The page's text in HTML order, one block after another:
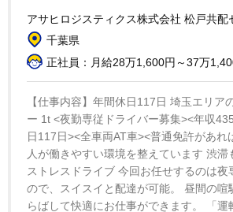
つはソロ。もう1つは三管という笙、
笛(りゅうてき)の3人で演奏するアン
る」と独自の形態があることを明か
告した。
今後については「今の自分に必要な
ったので、大学院に進まず働くこと
告。仕事について「フリーランスで
芸人、一応ロボットエンジニアとし
アサヒロジスティクス株式会社 松戸共配
千葉県
正社員：月給28万1,600円～37万
【仕事内容】年間休日117日 埼玉エリア
ー 1t <夜勤専従ドライバー募集><年収
日117日><全車両AT車><普通免許があれ
人が働きやすい環境を整えています 渋滞
ストレスドライブ 今回お任せするのは夜
ので、スイスイと配達が可能。 昼間の喧
らばして快適にお仕事ができます。 「運